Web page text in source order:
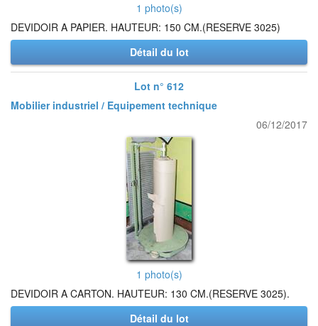
1 photo(s)
DEVIDOIR A PAPIER. HAUTEUR: 150 CM.(RESERVE 3025)
Détail du lot
Lot n° 612
Mobilier industriel / Equipement technique
06/12/2017
1 photo(s)
DEVIDOIR A CARTON. HAUTEUR: 130 CM.(RESERVE 3025).
Détail du lot